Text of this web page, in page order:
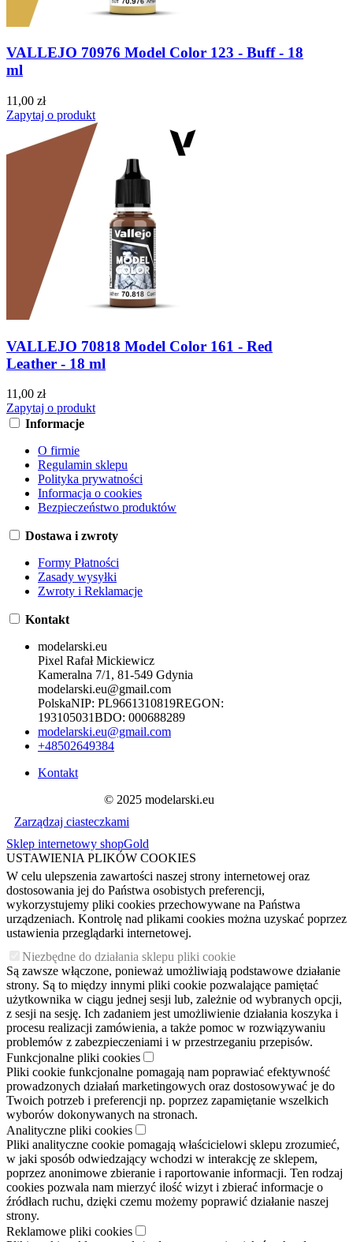
VALLEJO 70976 Model Color 123 - Buff - 18
ml
11,00 zł
Zapytaj o produkt
VALLEJO 70818 Model Color 161 - Red
Leather - 18 ml
11,00 zł
Zapytaj o produkt
Informacje
O firmie
Regulamin sklepu
Polityka prywatności
Informacja o cookies
Bezpieczeństwo produktów
Dostawa i zwroty
Formy Płatności
Zasady wysyłki
Zwroty i Reklamacje
Kontakt
modelarski.eu
Pixel Rafał Mickiewicz
Kameralna 7/1, 81-549 Gdynia
modelarski.eu@gmail.com
PolskaNIP: PL9661310819REGON:
193105031BDO: 000688289
modelarski.eu@gmail.com
+48502649384
Kontakt
© 2025 modelarski.eu
Zarządzaj ciasteczkami
Sklep internetowy shopGold
USTAWIENIA PLIKÓW COOKIES
W celu ulepszenia zawartości naszej strony internetowej oraz
dostosowania jej do Państwa osobistych preferencji,
wykorzystujemy pliki cookies przechowywane na Państwa
urządzeniach. Kontrolę nad plikami cookies można uzyskać poprzez
ustawienia przeglądarki internetowej.
Niezbędne do działania sklepu pliki cookie
Są zawsze włączone, ponieważ umożliwiają podstawowe działanie
strony. Są to między innymi pliki cookie pozwalające pamiętać
użytkownika w ciągu jednej sesji lub, zależnie od wybranych opcji,
z sesji na sesję. Ich zadaniem jest umożliwienie działania koszyka i
procesu realizacji zamówienia, a także pomoc w rozwiązywaniu
problemów z zabezpieczeniami i w przestrzeganiu przepisów.
Funkcjonalne pliki cookies
Pliki cookie funkcjonalne pomagają nam poprawiać efektywność
prowadzonych działań marketingowych oraz dostosowywać je do
Twoich potrzeb i preferencji np. poprzez zapamiętanie wszelkich
wyborów dokonywanych na stronach.
Analityczne pliki cookies
Pliki analityczne cookie pomagają właścicielowi sklepu zrozumieć,
w jaki sposób odwiedzający wchodzi w interakcję ze sklepem,
poprzez anonimowe zbieranie i raportowanie informacji. Ten rodzaj
cookies pozwala nam mierzyć ilość wizyt i zbierać informacje o
źródłach ruchu, dzięki czemu możemy poprawić działanie naszej
strony.
Reklamowe pliki cookies